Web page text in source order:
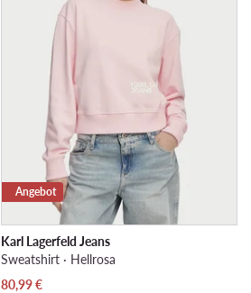
Angebot
Karl Lagerfeld Jeans
Sweatshirt · Hellrosa
Aktueller Preis
80,99€